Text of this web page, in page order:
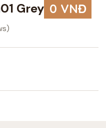
Grey 0 VNĐ